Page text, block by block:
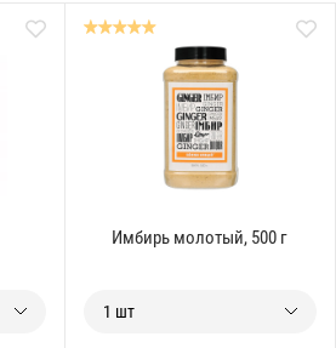
Имбирь молотый, 500 г
1 шт